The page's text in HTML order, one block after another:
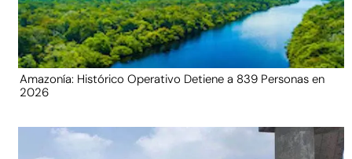
Amazonía: Histórico Operativo Detiene a 839 Personas en
2026